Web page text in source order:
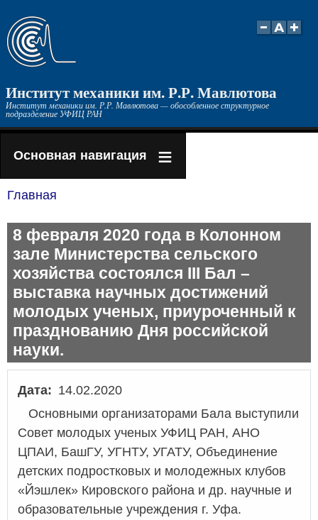
Перейти
основному
Институт механики им. Р.Р. Мавлютова
Институт механики им. Р.Р. Мавлютова — обособленное структурное
подразделение УФИЦ РАН
Основная навигация
навигации
Главная
8 февраля 2020 года в Колонном
зале Министерства сельского
хозяйства состоялся III Бал –
выставка научных достижений
молодых ученых, приуроченный к
празднованию Дня российской
науки.
Дата
14.02.2020
Основными организаторами Бала выступили
Совет молодых ученых УФИЦ РАН, АНО
ЦПАИ, БашГУ, УГНТУ, УГАТУ, Объединение
детских подростковых и молодежных клубов
«Йэшлек» Кировского района и др. научные и
образовательные учреждения г. Уфа.